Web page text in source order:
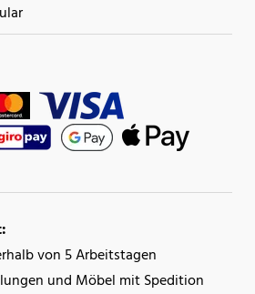
von 5 Arbeitstagen
und Möbel mit Spedition